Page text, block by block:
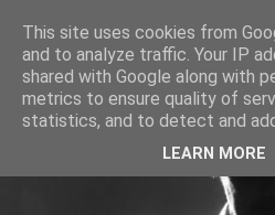
This site uses cookies from
and to analyze traffic. Your IP
shared with Google along with
metrics to ensure quality of
statistics, and to detect and
LEARN MORE